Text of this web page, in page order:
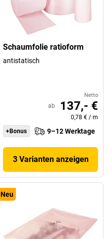
Schaumfolie ratioform
antistatisch
Netto
ab 137,- €
0,78 € / m
+Bonus
9–12 Werktage
3 Varianten anzeigen
Neu